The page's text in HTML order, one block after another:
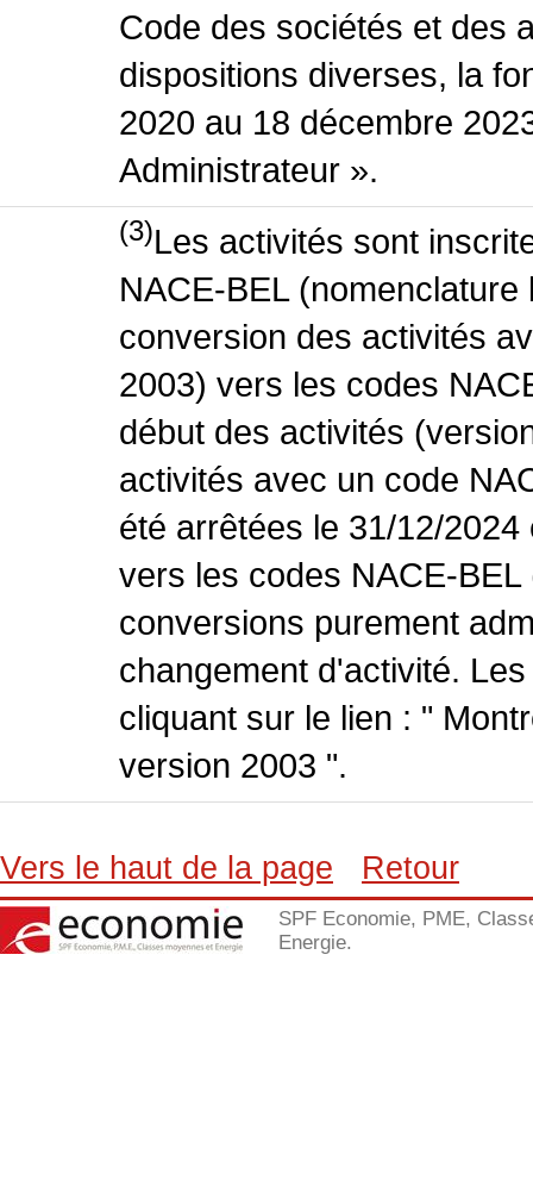
Code des sociétés et des
dispositions diverses, la
2020 au 18 décembre
Administrateur ».
(3)Les activités sont
NACE-BEL
conversion des activités
2003) vers les codes
début des activités
activités avec un code
été arrêtées le 31/12/
vers les codes NACE-
conversions purement
changement d'activité.
cliquant sur le lien : "
version 2003 ".
Vers le haut de la page Retour
SPF Economie, PME,
Energie.